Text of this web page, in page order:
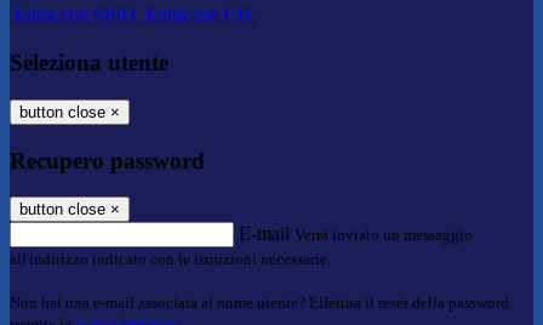
Entra con SPID Entra con CIE
Seleziona utente
button close ×
Recupero password
button close ×
E-mail Verrà inviato un messaggio
all'indirizzo indicato con le istruzioni necessarie.
Non hai una e-mail associata al nome utente? Effettua il reset della password